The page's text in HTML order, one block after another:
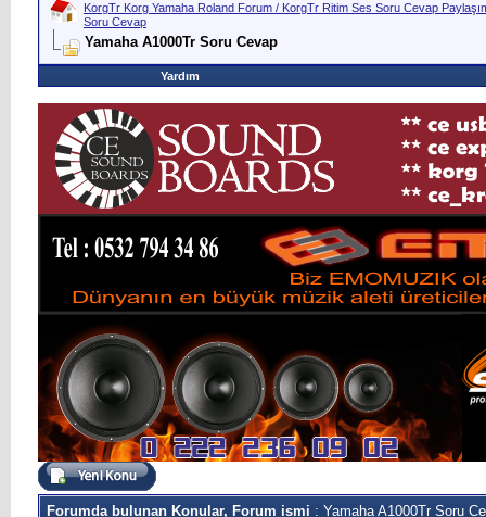
KorgTr Korg Yamaha Roland Forum / KorgTr Ritim Ses Soru Cevap
Soru Cevap
Yamaha A1000Tr Soru Cevap
Yardım
Forumda bulunan Konular, Forum ismi : Yamaha A1000Tr Soru